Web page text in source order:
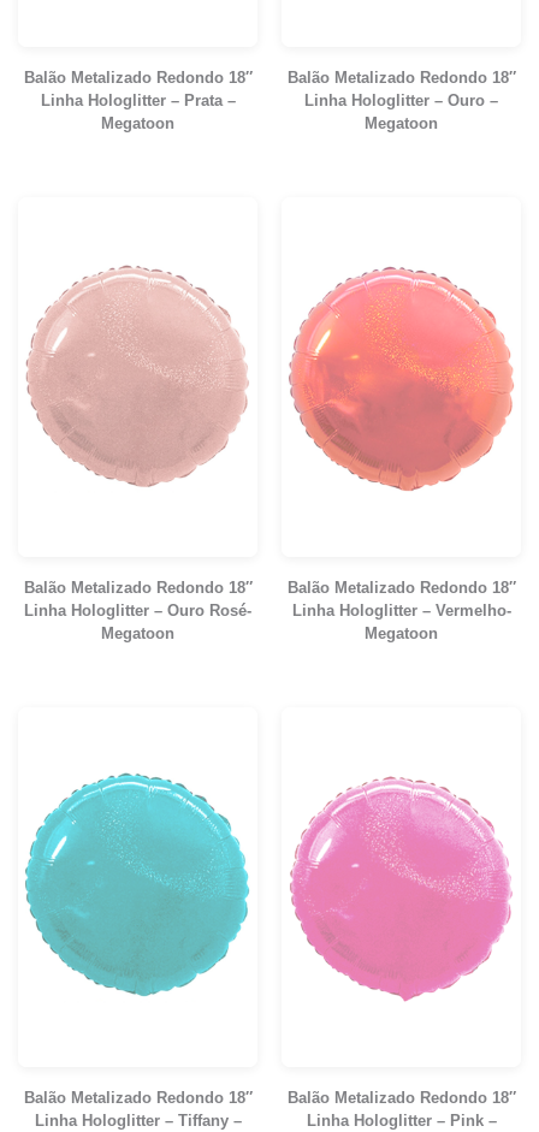
Balão Metalizado Redondo 18″
Linha Hologlitter – Prata –
Megatoon
Balão Metalizado Redondo 18″
Linha Hologlitter – Ouro –
Megatoon
Balão Metalizado Redondo 18″
Linha Hologlitter – Ouro Rosé-
Megatoon
Balão Metalizado Redondo 18″
Linha Hologlitter – Vermelho-
Megatoon
Balão Metalizado Redondo 18″
Linha Hologlitter – Tiffany –
Balão Metalizado Redondo 18″
Linha Hologlitter – Pink –